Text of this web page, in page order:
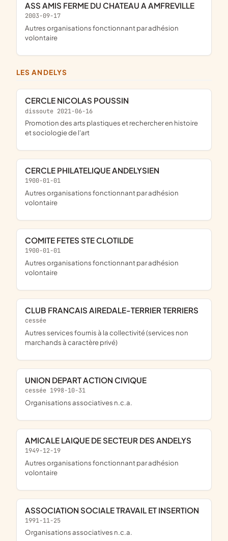
ASS AMIS FERME DU CHATEAU A AMFREVILLE
2003-09-17
Autres organisations fonctionnant par adhésion
volontaire
LES ANDELYS
CERCLE NICOLAS POUSSIN
dissoute 2021-06-16
promotion des arts plastiques et rechercher en histoire
et sociologie de l'art
CERCLE PHILATELIQUE ANDELYSIEN
1900-01-01
Autres organisations fonctionnant par adhésion
volontaire
COMITE FETES STE CLOTILDE
1900-01-01
Autres organisations fonctionnant par adhésion
volontaire
CLUB FRANCAIS AIREDALE-TERRIER TERRIERS
cessée
Autres services fournis à la collectivité (services non
marchands à caractère privé)
UNION DEPART ACTION CIVIQUE
cessée 1998-10-31
Organisations associatives n.c.a.
AMICALE LAIQUE DE SECTEUR DES ANDELYS
1949-12-19
Autres organisations fonctionnant par adhésion
volontaire
ASSOCIATION SOCIALE TRAVAIL ET INSERTION
1991-11-25
Organisations associatives n.c.a.